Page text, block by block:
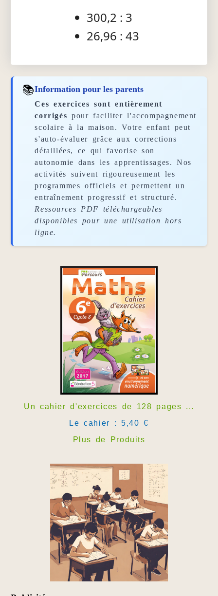
300,2 : 3
26,96 : 43
📚Information pour les parents
Ces exercices sont entièrement
corrigés pour faciliter l'accompagnement
scolaire à la maison. Votre enfant peut
s'auto-évaluer grâce aux corrections
détaillées, ce qui favorise son
autonomie dans les apprentissages. Nos
activités suivent rigoureusement les
programmes officiels et permettent un
entraînement progressif et structuré.
Ressources PDF téléchargeables
disponibles pour une utilisation hors
ligne.
Un cahier d'exercices de 128 pages ...
Le cahier : 5,40 €
Plus de Produits